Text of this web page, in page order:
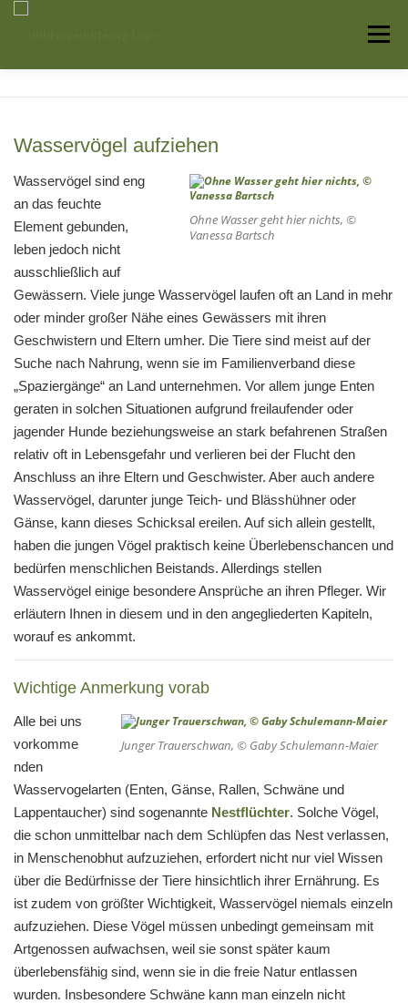
Menü
Auffangstationen
Wasservögel aufziehen
Ohne Wasser geht hier nichts, ©
Vanessa Bartsch
Wasservögel sind eng
an das feuchte
Element gebunden,
leben jedoch nicht
ausschließlich auf
Gewässern. Viele junge Wasservögel laufen oft an Land in mehr
oder minder großer Nähe eines Gewässers mit ihren
Geschwistern und Eltern umher. Die Tiere sind meist auf der
Suche nach Nahrung, wenn sie im Familienverband diese
„Spaziergänge“ an Land unternehmen. Vor allem junge Enten
geraten in solchen Situationen aufgrund freilaufender oder
jagender Hunde beziehungsweise an stark befahrenen Straßen
relativ oft in Lebensgefahr und verlieren bei der Flucht den
Anschluss an ihre Eltern und Geschwister. Aber auch andere
Wasservögel, darunter junge Teich- und Blässhühner oder
Gänse, kann dieses Schicksal ereilen. Auf sich allein gestellt,
haben die jungen Vögel praktisch keine Überlebenschancen und
bedürfen menschlichen Beistands. Allerdings stellen
Wasservögel einige besondere Ansprüche an ihren Pfleger. Wir
erläutern Ihnen in diesem und in den angegliederten Kapiteln,
worauf es ankommt.
Wichtige Anmerkung vorab
Junger Trauerschwan, © Gaby Schulemann-Maier
Alle bei uns
vorkomme
nden
Wasservogelarten (Enten, Gänse, Rallen, Schwäne und
Lappentaucher) sind sogenannte Nestflüchter. Solche Vögel,
die schon unmittelbar nach dem Schlüpfen das Nest verlassen,
in Menschenobhut aufzuziehen, erfordert nicht nur viel Wissen
über die Bedürfnisse der Tiere hinsichtlich ihrer Ernährung. Es
ist zudem von größter Wichtigkeit, Wasservögel niemals einzeln
aufzuziehen. Diese Vögel müssen unbedingt gemeinsam mit
Artgenossen aufwachsen, weil sie sonst später kaum
überlebensfähig sind, wenn sie in die freie Natur entlassen
wurden. Insbesondere Schwäne kann man einzeln nicht